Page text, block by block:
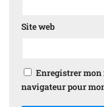
Site web
Enregistrer mon
navigateur pour